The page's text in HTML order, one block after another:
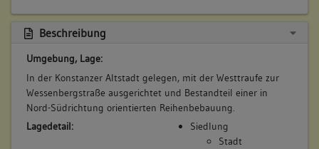
3. Bauphase:
(1330)
Kurz nach 1330 (d) wurde das Gebäude um eine auffallend
hohe Etage aufgestockt und mit dem heute noch
vorhandenen Dachwerk eingedeckt. Ob damit auch eine
partielle Wohnnutzung verbunden war, ist ungewiss.
Betroffene Gebäudeteile:
Beschreibung
Umgebung, Lage:
In der Konstanzer Altstadt gelegen, mit der Westtraufe zur
Wessenbergstraße ausgerichtet und Bestandteil einer in
Nord-Südrichtung orientierten Reihenbebauung.
Lagedetail:
Siedlung
Stadt